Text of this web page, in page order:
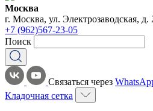
Москва
г. Москва, ул. Электрозаводская,
+7 (962)567-23-05
Поиск
Связаться через
Кладочная сетка